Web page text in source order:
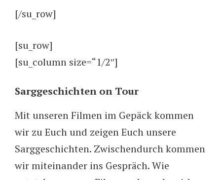
[/su_row]
[su_row]
[su_column size=“1/2″]
Sarggeschichten on Tour
Mit unseren Filmen im Gepäck kommen
wir zu Euch und zeigen Euch unsere
Sarggeschichten. Zwischendurch kommen
wir miteinander ins Gespräch. Wie